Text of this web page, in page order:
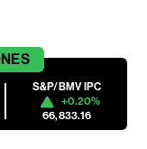
S&P/BMV IPC
+0.20%
66,833.16